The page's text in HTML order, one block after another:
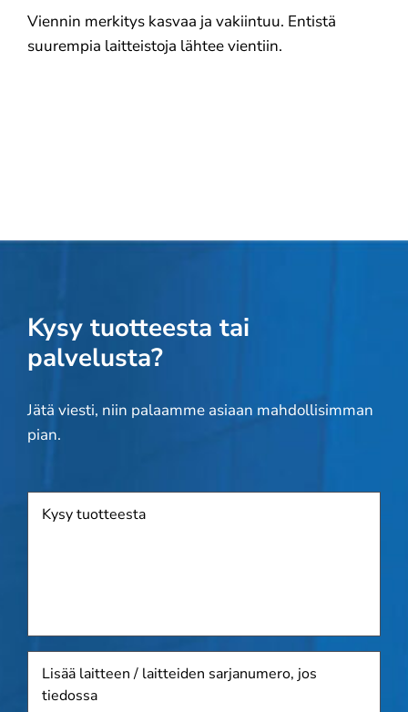
Viennin merkitys kasvaa ja vakiintuu. Entistä
suurempia laitteistoja lähtee vientiin.
Kysy tuotteesta tai
palvelusta?
Jätä viesti, niin palaamme asiaan mahdollisimman
pian.
laitteen